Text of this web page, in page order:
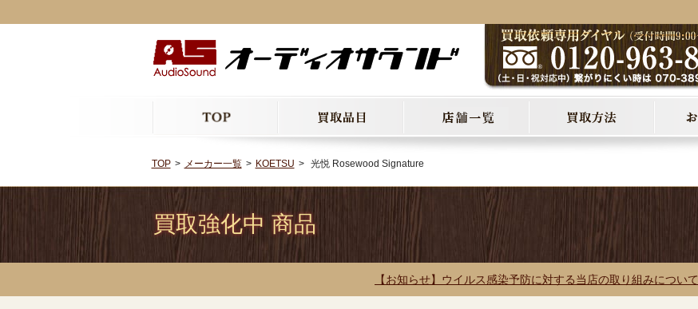
TOP メーカー一覧 KOETSU 光悦 Rosewood Signature
買取強化中 商品
【お知らせ】ウイルス感染予防に対する当店の取り組みについて